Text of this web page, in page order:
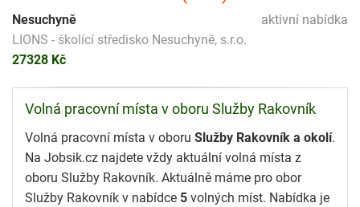
aktivní nabídka
Nesuchyně
LIONS - školící středisko Nesuchyně, s.r.o.
27328 Kč
Volná pracovní místa v oboru Služby Rakovník
Volná pracovní místa v oboru Služby Rakovník a okolí.
Na Jobsik.cz najdete vždy aktuální volná místa z
oboru Služby Rakovník. Aktuálně máme pro obor
Služby Rakovník v nabídce 5 volných míst. Nabídka je